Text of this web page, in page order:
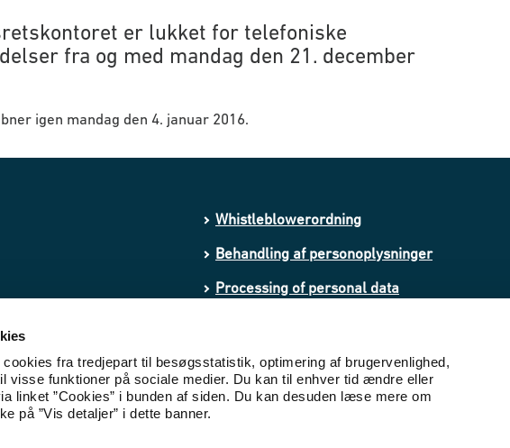
fra tredjepart til besøgsstatistik, optimering af brugervenlighed,
visse funktioner på sociale medier. Du kan til enhver tid ændre eller
linket ”Cookies” i bunden af siden. Du kan desuden læse mere om
på ”Vis detaljer” i dette banner.
er lukket for telefoniske
fra og med mandag den 21. december
igen mandag den 4. januar 2016.
Whistleblowerordning
Behandling af personoplysninger
Processing of personal data
Tilgængelighedserklæring (WAS)